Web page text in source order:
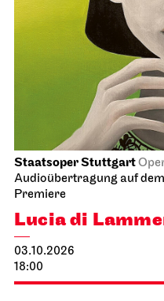
Staatsoper Stuttgart
Audioübertragung auf
Premiere
Lucia di
03.10.2026
18:00